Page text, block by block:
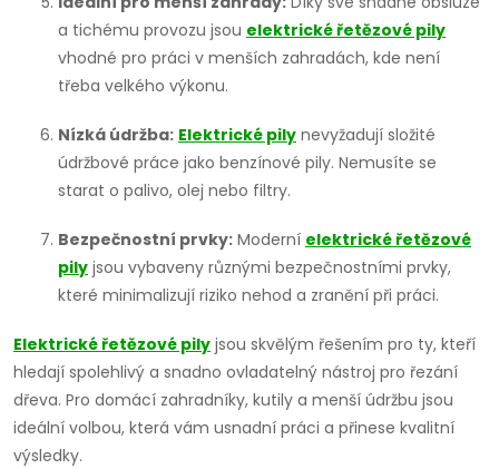
a tichému provozu jsou elektrické řetězové pily
vhodné pro práci v menších zahradách, kde není
třeba velkého výkonu.
Nízká údržba: Elektrické pily nevyžadují složité
údržbové práce jako benzínové pily. Nemusíte se
starat o palivo, olej nebo filtry.
Bezpečnostní prvky: Moderní elektrické řetězové
pily jsou vybaveny různými bezpečnostními prvky,
které minimalizují riziko nehod a zranění při práci.
Elektrické řetězové pily jsou skvělým řešením pro ty, kteří
hledají spolehlivý a snadno ovladatelný nástroj pro řezání
dřeva. Pro domácí zahradníky, kutily a menší údržbu jsou
ideální volbou, která vám usnadní práci a přinese kvalitní
výsledky.